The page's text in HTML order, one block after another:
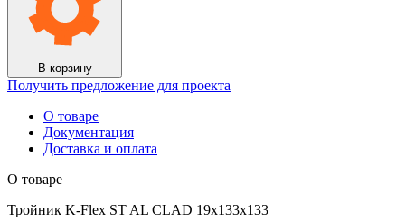
В корзину
Получить предложение для проекта
О товаре
Документация
Доставка и оплата
О товаре
Тройник K-Flex ST AL CLAD 19x133x133